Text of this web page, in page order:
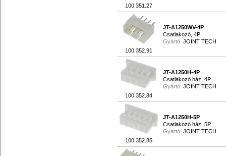
100.351.27
100.352.91
JT-A1250WV-4P
Csatlakozó, 4P
Gyártó: JOINT TECH
100.352.84
JT-A1250H-4P
Csatlakozó ház, 4P
Gyártó: JOINT TECH
100.352.85
JT-A1250H-5P
Csatlakozó ház, 5P
Gyártó: JOINT TECH